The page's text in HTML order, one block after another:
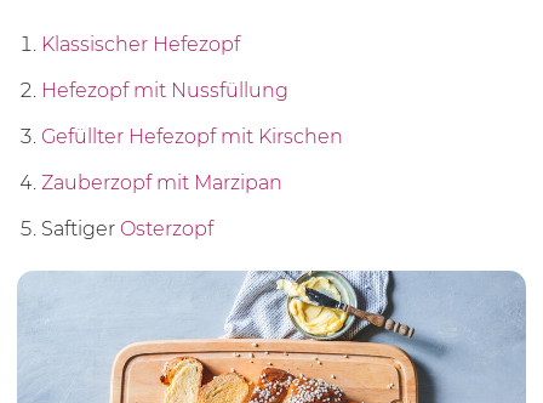
Klassischer Hefezopf
Hefezopf mit Nussfüllung
Gefüllter Hefezopf mit Kirschen
Zauberzopf mit Marzipan
Saftiger Osterzopf